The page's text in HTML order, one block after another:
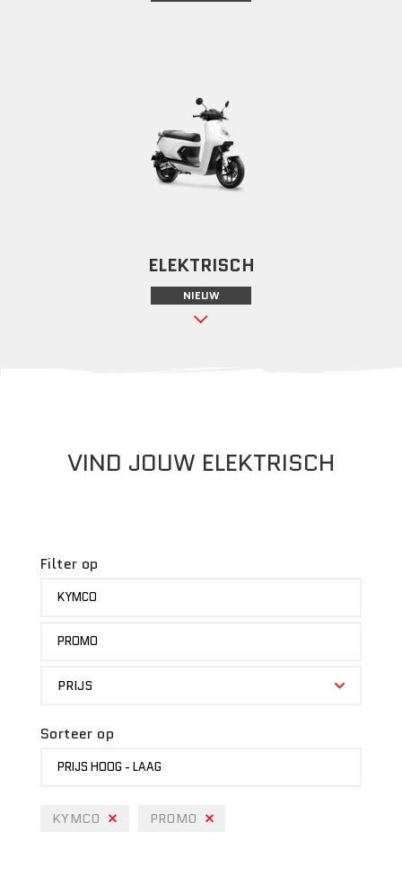
ELEKTRISCH
NIEUW
VIND JOUW ELEKTRISCH
Filter op
KYMCO
PROMO
PRIJS
Sorteer op
PRIJS HOOG - LAAG
KYMCO PROMO